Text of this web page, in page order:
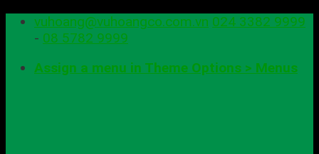
Skip vuhoang@vuhoangco.com.vn 024 3382 9999
- 08 5782 9999
Assign a menu in Theme Options > Menus